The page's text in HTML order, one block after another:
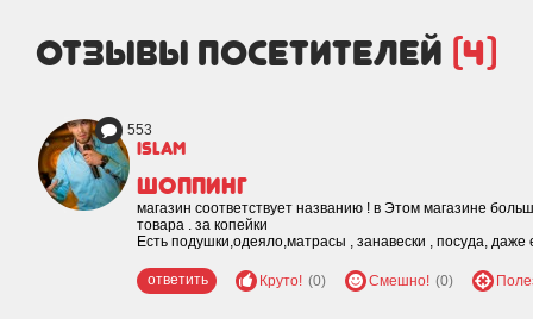
отзывы посетителей (4)
553
islam
Шоппинг
магазин соответствует названию ! в Этом магазине
товара . за копейки
Есть подушки,одеяло,матрасы , занавески , посуда,
ответить Круто! (0) Смешно! (0)